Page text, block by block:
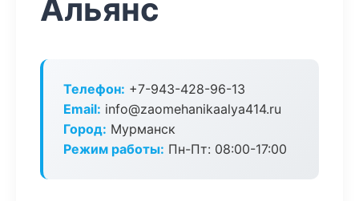
Альянс
Телефон: +7-943-428-96-13
Email: info@zaomehanikaalya414.ru
Город: Мурманск
Режим работы: Пн-Пт: 08:00-17:00